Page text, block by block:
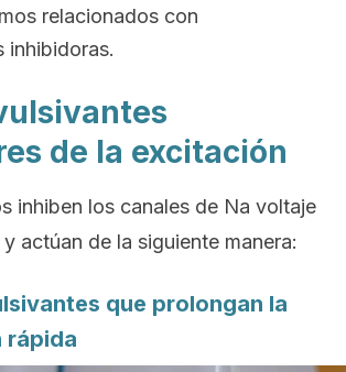
relacionados con
inhibidoras.
de la excitación
inhiben los canales de Na voltaje
actúan de la siguiente manera:
que prolongan la
rápida